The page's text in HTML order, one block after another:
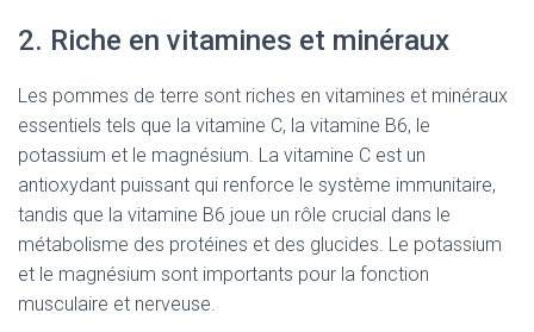
2. Riche en vitamines et minéraux
Les pommes de terre sont riches en vitamines et minéraux
essentiels tels que la vitamine C, la vitamine B6, le
potassium et le magnésium. La vitamine C est un
antioxydant puissant qui renforce le système immunitaire,
tandis que la vitamine B6 joue un rôle crucial dans le
métabolisme des protéines et des glucides. Le potassium
et le magnésium sont importants pour la fonction
musculaire et nerveuse.